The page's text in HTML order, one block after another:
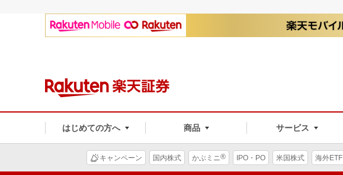
はじめての方へ 商品 サービス
キャンペーン 国内株式 かぶミニ® IPO・PO 米国株式 海外ETF